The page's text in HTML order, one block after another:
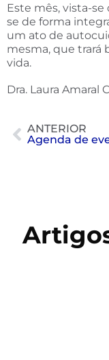
Este mês, vista-se
se de forma
um ato de
mesma, que trará
vida.
Dra. Laura Amaral
ANTERIOR